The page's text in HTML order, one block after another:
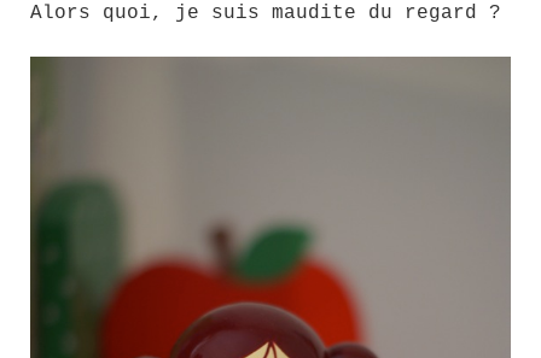
Alors quoi, je suis maudite du regard ?